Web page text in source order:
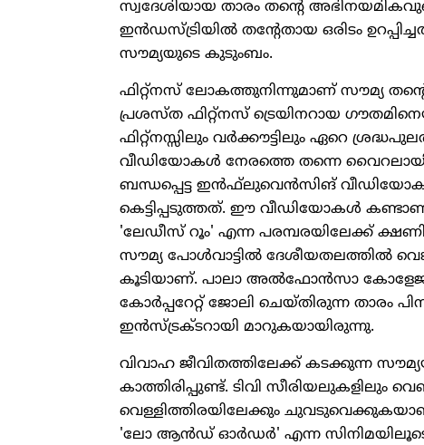
സ്വദേശിയായ താരം തന്റെ
ഇന്‍ഡസ്ട്രിയില്‍ തന്റേതായ ഒരിടം
സൗമ്യയുടെ കുടുംബം.
ഫിറ്റ്‌നസ് ലോകത്തുനിന്നുമാണ് സൗമ്യ തന്റെ
പ്രശസ്ത ഫിറ്റ്‌നസ് ട്രെയിനറായ
ഫിറ്റ്‌നസ്സിലും വര്‍ക്കൗട്ടിലും ഏറെ
വീഡിയോകള്‍ നേരത്തെ തന്നെ
ബന്ധപ്പെട്ട ഇന്‍ഫ്‌ലുവെന്‍സിങ്
കെട്ടിപ്പടുത്തത്. ഈ വീഡിയോകള്‍
'ലേഡീസ് റൂം' എന്ന പരമ്പരയിലേക്ക്
സൗമ്യ പോള്‍വാട്ടില്‍ ദേശീയതലത്തില്‍
കൂടിയാണ്. പാലാ അല്‍ഫോന്‍സാ
കോര്‍പ്പറേറ്റ് ജോലി ചെയ്തിരുന്ന താരം
ഇന്‍സ്ട്രക്ടറായി മാറുകയായിരുന്നു.
വിവാഹ ജീവിതത്തിലേക്ക് കടക്കുന്ന
കാത്തിരിപ്പുണ്ട്. ടിവി സീരിയലുകളിലും
വെള്ളിത്തിരയിലേക്കും
'ലോ ആന്‍ഡ് ഓര്‍ഡര്‍' എന്ന